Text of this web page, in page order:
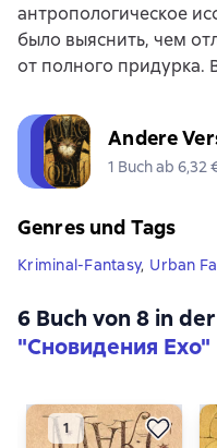
антропологическое
было выяснить, чем
от полного
Andere
1 Buch ab 6,32
Genres und Tags
Kriminal-Fantasy, Urban
6 Buch von 8 in
"Сновидения Ехо"